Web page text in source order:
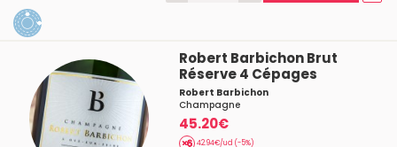
Robert Barbichon Brut
Réserve 4 Cépages
Robert Barbichon
Champagne
45.20€
42.94€/ud (-5%)